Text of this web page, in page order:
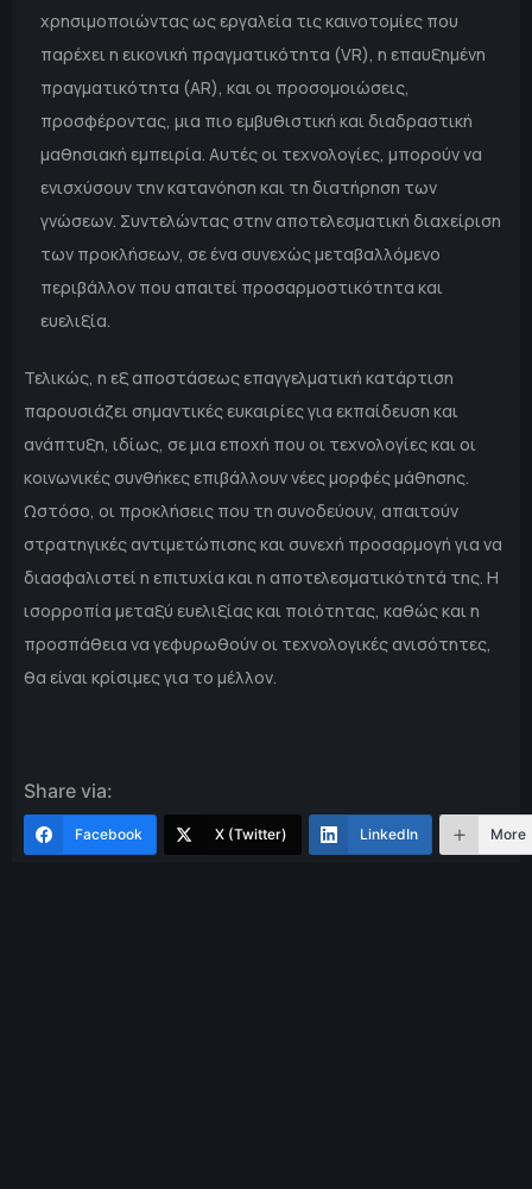
χρησιμοποιώντας ως εργαλεία τις καινοτομίες που
παρέχει η εικονική πραγματικότητα (VR), η επαυξημένη
πραγματικότητα (AR), και οι προσομοιώσεις,
προσφέροντας, μια πιο εμβυθιστική και διαδραστική
μαθησιακή εμπειρία. Αυτές οι τεχνολογίες, μπορούν να
ενισχύσουν την κατανόηση και τη διατήρηση των
γνώσεων. Συντελώντας στην αποτελεσματική διαχείριση
των προκλήσεων, σε ένα συνεχώς μεταβαλλόμενο
περιβάλλον που απαιτεί προσαρμοστικότητα και
ευελιξία.
Τελικώς, η εξ αποστάσεως επαγγελματική κατάρτιση
παρουσιάζει σημαντικές ευκαιρίες για εκπαίδευση και
ανάπτυξη, ιδίως, σε μια εποχή που οι τεχνολογίες και οι
κοινωνικές συνθήκες επιβάλλουν νέες μορφές μάθησης.
Ωστόσο, οι προκλήσεις που τη συνοδεύουν, απαιτούν
στρατηγικές αντιμετώπισης και συνεχή προσαρμογή για να
διασφαλιστεί η επιτυχία και η αποτελεσματικότητά της. Η
ισορροπία μεταξύ ευελιξίας και ποιότητας, καθώς και η
προσπάθεια να γεφυρωθούν οι τεχνολογικές ανισότητες,
θα είναι κρίσιμες για το μέλλον.
Share via:
Facebook X (Twitter) LinkedIn More